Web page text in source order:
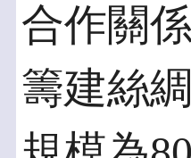
合作關
籌建絲